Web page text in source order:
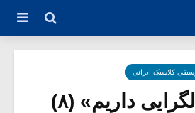
کلاسیک ایرانی
داریم» (۸)